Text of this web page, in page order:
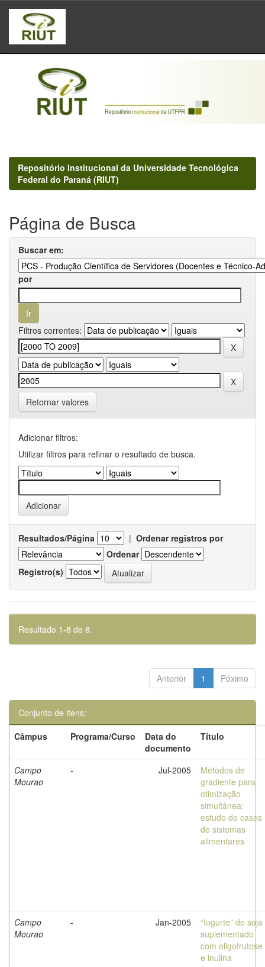
Skip
navigation
Repositório Institucional da Universidade Tecnológica
Federal do Paraná (RIUT)
Página de Busca
Buscar em:
por
Filtros correntes:
Retornar valores
Adicionar filtros:
Utilizar filtros para refinar o resultado de busca.
Resultados/Página | Ordenar registros por
Ordenar
Registro(s)
Resultado 1-8 de 8.
Anterior 1 Póximo
Conjunto de itens:
Câmpus
Programa/Curso
Data do
documento
Título
Campo
Mourao
- Jul-2005
Métodos de
gradiente para
otimização
simultânea:
estudo de casos
de sistemas
alimentares
Campo
Mourao
- Jan-2005
“Iogurte” de soja
suplementado
com oligofrutose
e inulina